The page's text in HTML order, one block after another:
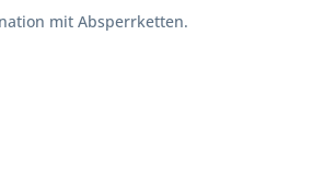
mit Absperrketten.